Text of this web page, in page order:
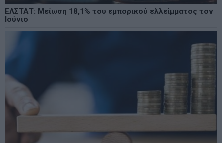
ΕΛΣΤΑΤ: Μείωση 18,1% του εμπορικού ελλείμματος τον
Ιούνιο